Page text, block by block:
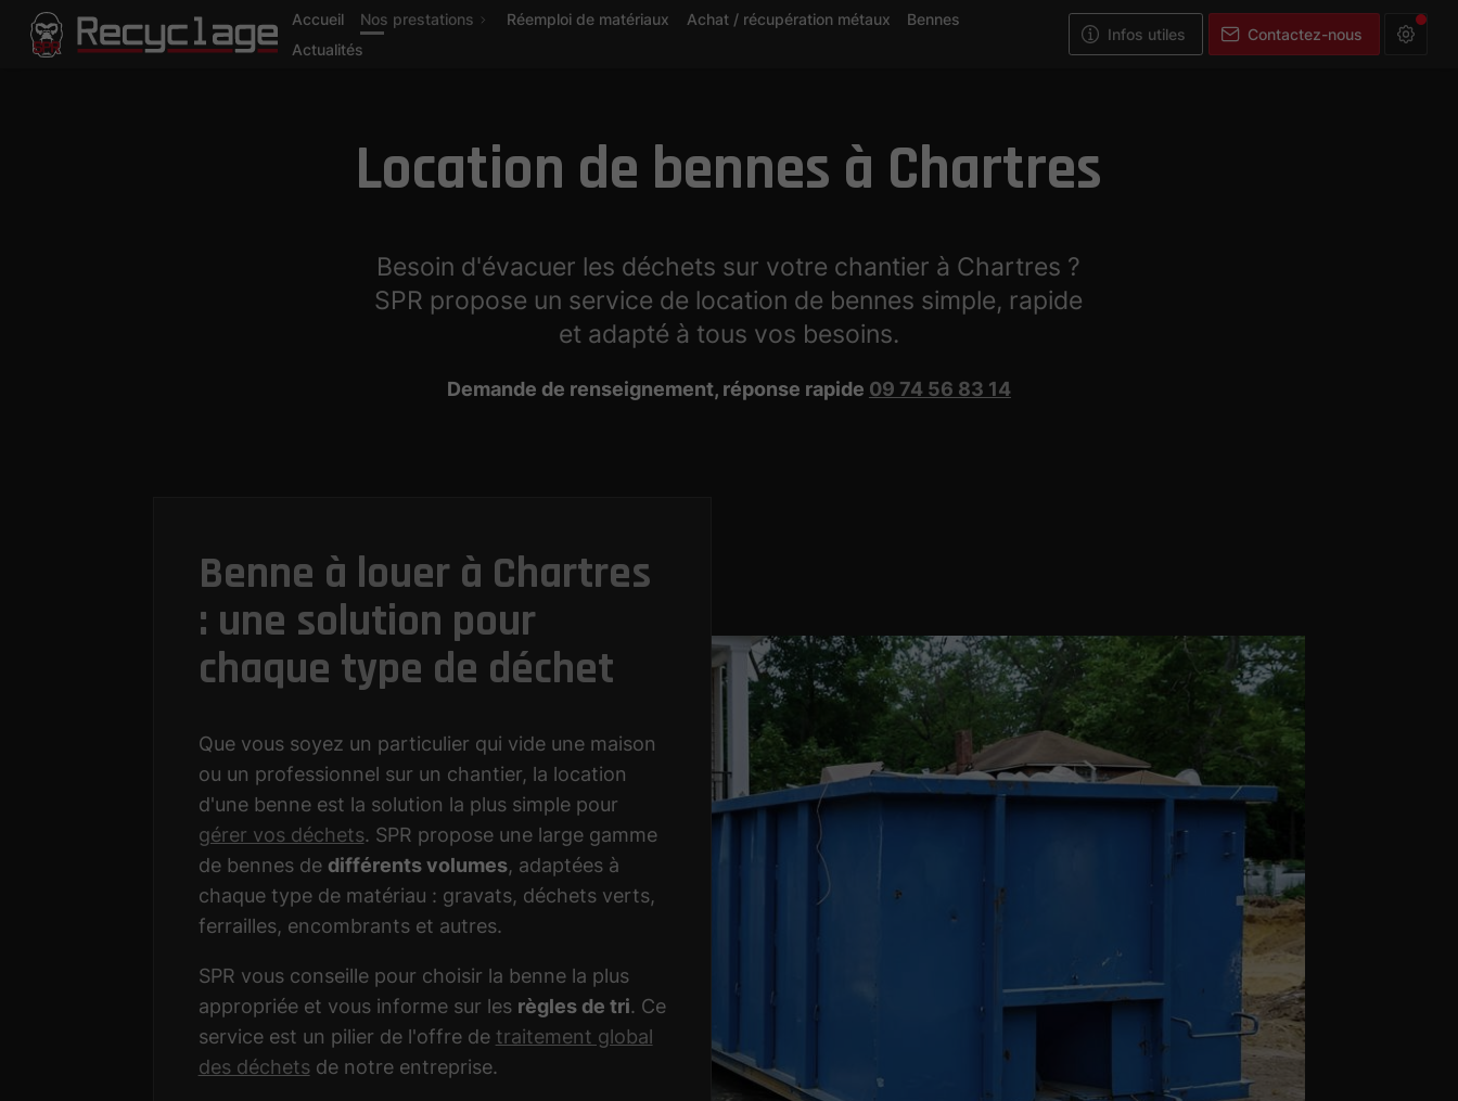
Accueil Nos prestations Réemploi de matériaux Achat / récupération métaux
Bennes
Actualités
Infos utiles Contactez-nous
Location de bennes à Chartres
Besoin d'évacuer les déchets sur votre chantier à Chartres ?
SPR propose un service de location de bennes simple, rapide
et adapté à tous vos besoins.
Demande de renseignement, réponse rapide 09 74 56 83 14
Benne à louer à Chartres
: une solution pour
chaque type de déchet
Que vous soyez un particulier qui vide une maison
ou un professionnel sur un chantier, la location
d'une benne est la solution la plus simple pour
gérer vos déchets. SPR propose une large gamme
de bennes de différents volumes, adaptées à
chaque type de matériau : gravats, déchets verts,
ferrailles, encombrants et autres.
SPR vous conseille pour choisir la benne la plus
appropriée et vous informe sur les règles de tri. Ce
service est un pilier de l'offre de traitement global
des déchetsde notre entreprise.